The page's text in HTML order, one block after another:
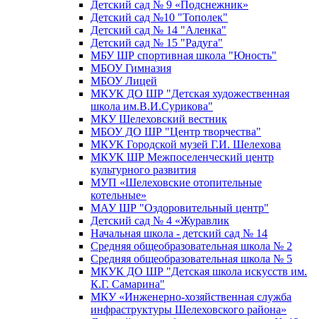
Детский сад № 9 «Подснежник»
Детский сад №10 "Тополек"
Детский сад № 14 "Аленка"
Детский сад № 15 "Радуга"
МБУ ШР спортивная школа "Юность"
МБОУ Гимназия
МБОУ Лицей
МКУК ДО ШР "Детская художественная
школа им.В.И.Сурикова"
МКУ Шелеховский вестник
МБОУ ДО ШР "Центр творчества"
МКУК Городской музей Г.И. Шелехова
МКУК ШР Межпоселенческий центр
культурного развития
МУП «Шелеховские отопительные
котельные»
МАУ ШР "Оздоровительный центр"
Детский сад № 4 «Журавлик
Начальная школа - детский сад № 14
Средняя общеобразовательная школа № 2
Средняя общеобразовательная школа № 5
МКУК ДО ШР "Детская школа искусств им.
К.Г. Самарина"
МКУ «Инженерно-хозяйственная служба
инфраструктуры Шелеховского района»